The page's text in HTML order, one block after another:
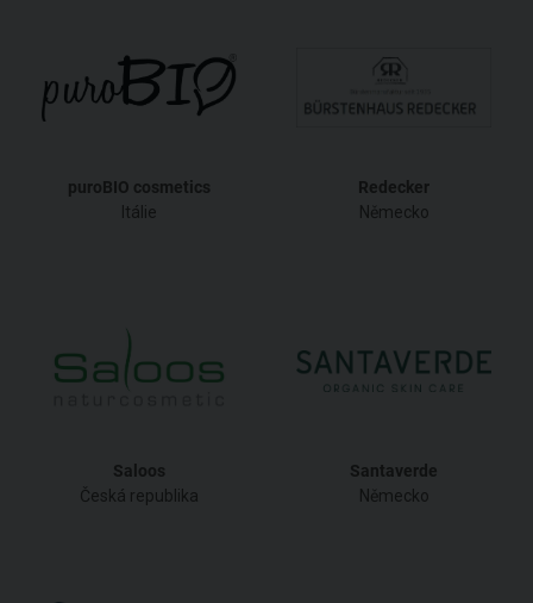
puroBIO cosmetics
Itálie
Redecker
Německo
Saloos
Česká republika
Santaverde
Německo